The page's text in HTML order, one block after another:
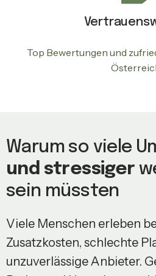
Top Bewertungen und
Warum so viele
und stressiger
sein müssten
Viele Menschen erleben
Zusatzkosten, schlechte
unzuverlässige Anbieter.